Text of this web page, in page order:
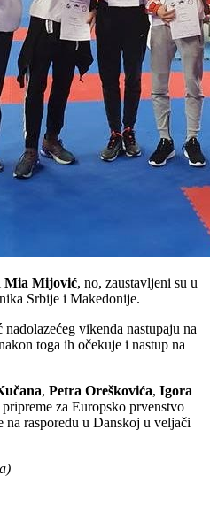
Mia Mijović, no, zaustavljeni su u
Srbije i Makedonije.
vikenda nastupaju na
toga ih očekuje i nastup na
, Petra Oreškovića, Igora
za Europsko prvenstvo
rasporedu u Danskoj u veljači